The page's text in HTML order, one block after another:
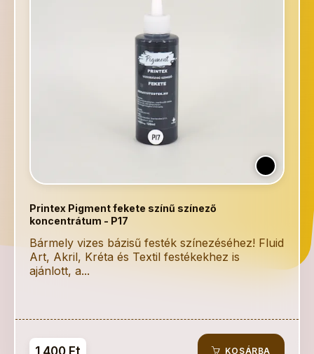
Printex Pigment fekete színű színező
koncentrátum - P17
Bármely vizes bázisű festék színezéséhez! Fluid
Art, Akril, Kréta és Textil festékekhez is
ajánlott, a...
1 400 Ft KOSÁRBA